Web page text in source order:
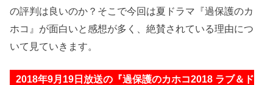
の評判は良いのか？そこで今回は夏ドラマ『過保護のカ
ホコ』が面白いと感想が多く、絶賛されている理由につ
いて見ていきます。
2018年9月19日放送の『過保護のカホコ2018 ラブ＆ド